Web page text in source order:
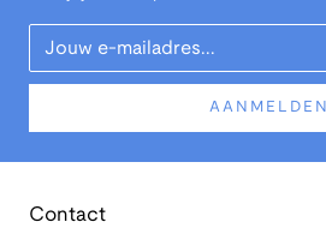
Your Email
AANMELDEN
Contact